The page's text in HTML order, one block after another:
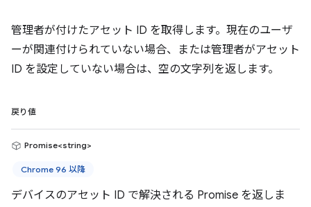
管理者が付けたアセット ID を取得します。現在のユーザ
ーが関連付けられていない場合、または管理者がアセット
ID を設定していない場合は、空の文字列を返します。
戻り値
Promise<string>
Chrome 96 以降
デバイスのアセット ID で解決される Promise を返しま